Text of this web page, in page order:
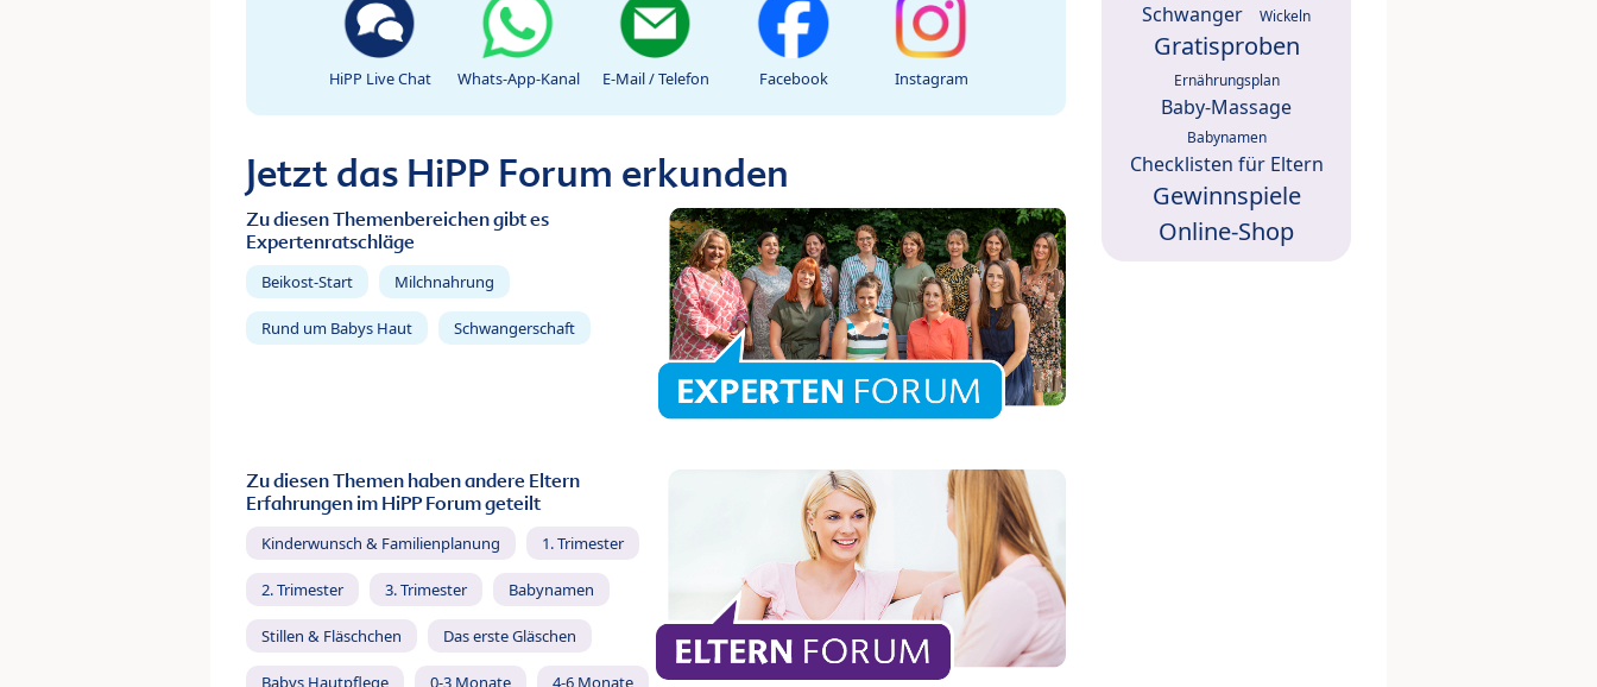
HiPP Live Chat Whats-App-Kanal E-Mail / Telefon Facebook Instagram
Jetzt das HiPP Forum erkunden
Zu diesen Themenbereichen gibt es
Expertenratschläge
Beikost-Start Milchnahrung
Rund um Babys Haut Schwangerschaft
Zu diesen Themen haben andere Eltern
Erfahrungen im HiPP Forum geteilt
Kinderwunsch & Familienplanung 1. Trimester
2. Trimester 3. Trimester Babynamen
Stillen & Fläschchen Das erste Gläschen
Babys Hautpflege 0-3 Monate 4-6 Monate
Schwanger Wickeln
Gratisproben
Ernährungsplan
Baby-Massage
Babynamen
Checklisten für Eltern
Gewinnspiele
Online-Shop